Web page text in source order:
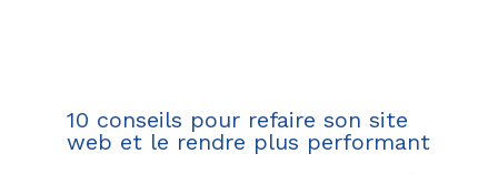
10 conseils pour refaire son site
web et le rendre plus performant